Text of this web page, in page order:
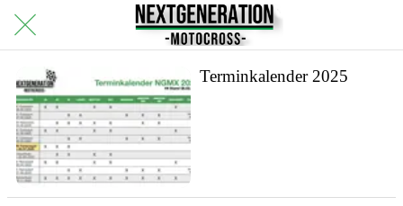
Terminkalender 2025